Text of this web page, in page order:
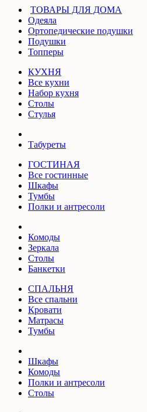
ТОВАРЫ ДЛЯ ДОМА
Одеяла
Ортопедические подушки
Подушки
Топперы
КУХНЯ
Все кухни
Набор кухня
Столы
Стулья
Табуреты
ГОСТИНАЯ
Все гостинные
Шкафы
Тумбы
Полки и антресоли
Комоды
Зеркала
Столы
Банкетки
СПАЛЬНЯ
Все спальни
Кровати
Матрасы
Тумбы
Шкафы
Комоды
Полки и антресоли
Столы